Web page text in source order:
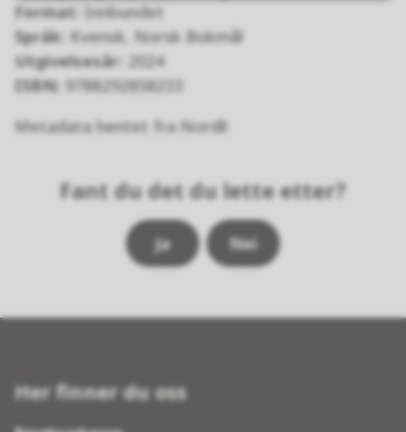
Format:
Innbundet
Språk: Kvensk, Norsk Bokmål
Utgivelsesår: 2024
ISBN: 9788292858233
Metadata hentet fra Nordli
Fant du det du lette etter?
Ja Nei
Her finner du oss